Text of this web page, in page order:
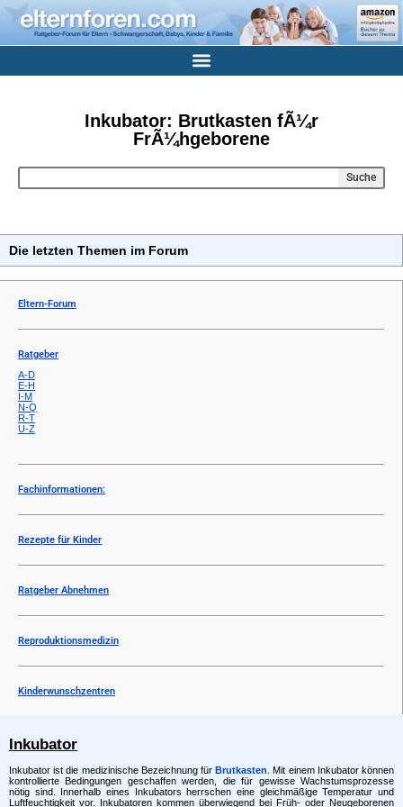
Inkubator: Brutkasten fÃ¼r
FrÃ¼hgeborene
Suche
Die letzten Themen im Forum
Eltern-Forum
Ratgeber
A-D
E-H
I-M
N-Q
R-T
U-Z
Fachinformationen:
Rezepte für Kinder
Ratgeber Abnehmen
Reproduktionsmedizin
Kinderwunschzentren
Inkubator
Inkubator ist die medizinische Bezeichnung für Brutkasten
. Mit einem Inkubator können
kontrollierte Bedingungen geschaffen werden, die für gewisse Wachstumsprozesse
nötig sind. Innerhalb eines Inkubators herrschen eine gleichmäßige Temperatur und
Luftfeuchtigkeit vor. Inkubatoren kommen überwiegend bei Früh- oder Neugeborenen